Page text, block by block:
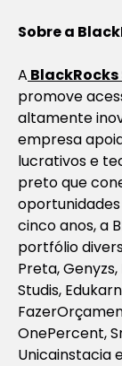
Sobre a
A
promove
altamente
empresa
lucrativos e
preto que
cinco anos, a
portfólio
Preta,
Studis,
OnePercent,
Unicainstacia